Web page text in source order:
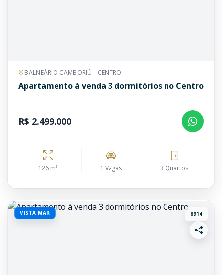
BALNEÁRIO CAMBORIÚ - CENTRO
Apartamento à venda 3 dormitórios no Centro
R$ 2.499.000
126 m² 1 Vagas 3 Quartos
VISTA MAR 8914